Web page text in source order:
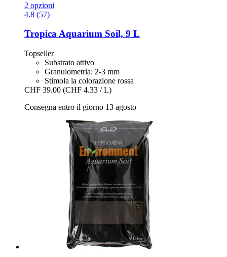
2 opzioni
4.8 (57)
TropicaAquarium Soil, 9 L
Topseller
Substrato attivo
Granulometria: 2-3 mm
Stimola la colorazione rossa
CHF 39.00 (CHF 4.33 / L)
Consegna entro il giorno 13 agosto